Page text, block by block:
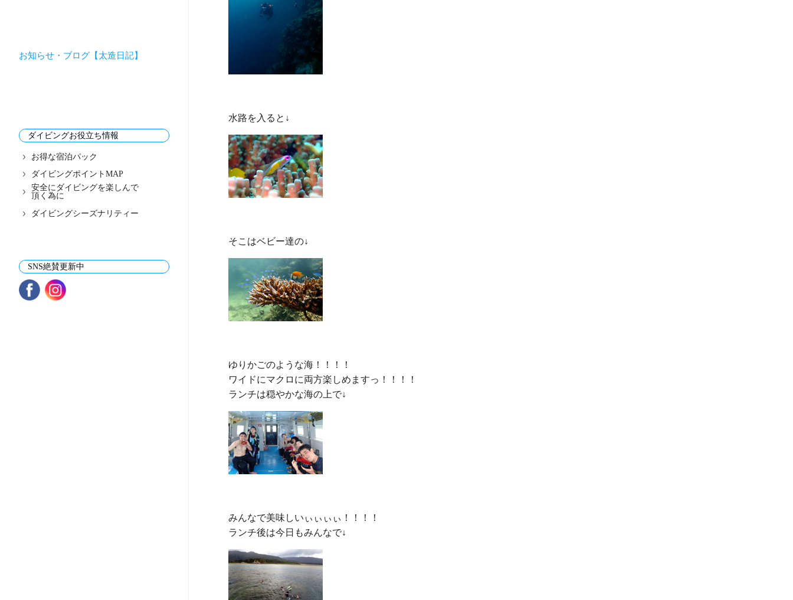
お知らせ・ブログ【太造日記】
ダイビングお役立ち情報
お得な宿泊パック
ダイビングポイントMAP
安全にダイビングを楽しんで
頂く為に
ダイビングシーズナリティー
SNS絶賛更新中
ゆりかごのような海！！！！
ワイドにマクロに両方楽しめますっ！！！！
みんなで美味しいぃぃぃぃ！！！！